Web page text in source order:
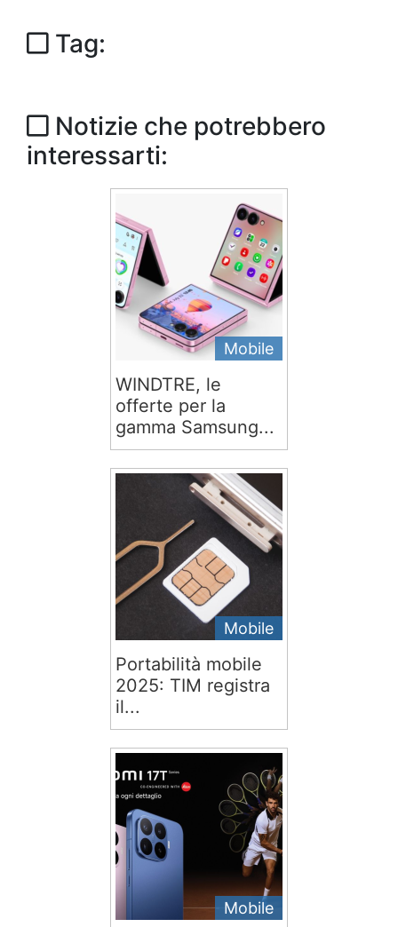
Tag:
Notizie che potrebbero
interessarti:
Mobile
WINDTRE, le
offerte per la
gamma Samsung...
Mobile
Portabilità mobile
2025: TIM registra
il...
Mobile